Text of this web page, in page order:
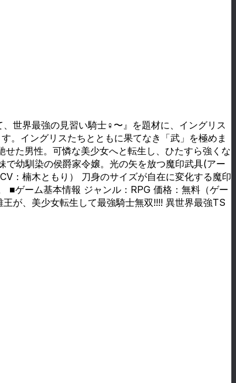
世界最強の見習い騎士♀〜』を題材に、イングリス
。イングリスたちとともに果てなき「武」を極めま
た男性。可憐な美少女へと転生し、ひたすら強くな
幼馴染の侯爵家令嬢。光の矢を放つ魔印武具(アー
：楠木ともり） 刀身のサイズが自在に変化する魔印
■ゲーム基本情報 ジャンル：RPG 価格：無料（ゲー
が、美少女転生して最強騎士無双!!!! 異世界最強TS